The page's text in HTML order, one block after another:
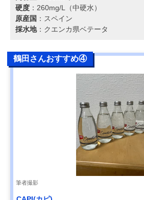
硬度 ：260mg/L（中硬水）
原産国 ：スペイン
採水地：クエンカ県ベテータ
鶴田さんおすすめ④
筆者撮影